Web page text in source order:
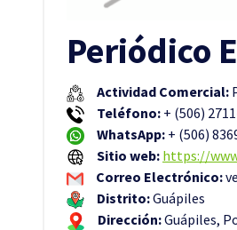
Periódico
Actividad Comercial:
Teléfono: + (506)
WhatsApp: + (506)
Sitio web: https://
Correo Electrónico:
Distrito:Guápiles
Dirección:Guápiles,